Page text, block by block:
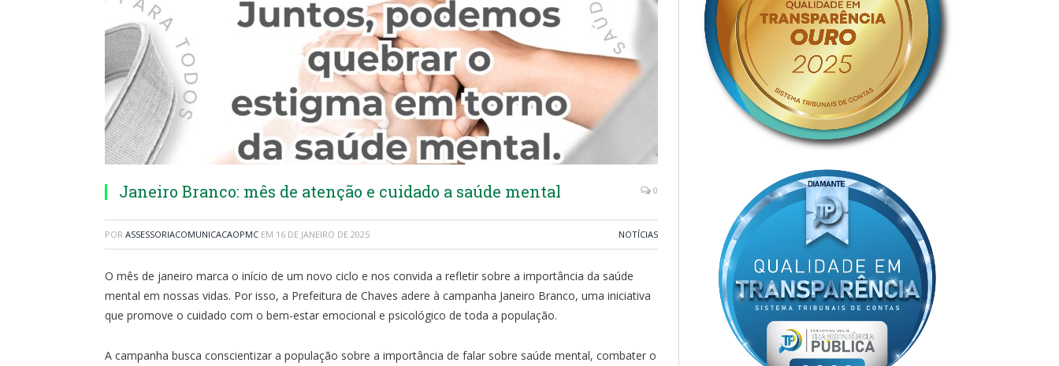
Janeiro Branco: mês de atenção e cuidado a saúde mental 0
POR ASSESSORIACOMUNICACAOPMC EM 16 DE JANEIRO DE 2025 NOTÍCIAS
O mês de janeiro marca o início de um novo ciclo e nos convida a refletir sobre a importância da saúde
mental em nossas vidas. Por isso, a Prefeitura de Chaves adere à campanha Janeiro Branco, uma iniciativa
que promove o cuidado com o bem-estar emocional e psicológico de toda a população.
A campanha busca conscientizar a população sobre a importância de falar sobre saúde mental, combater o